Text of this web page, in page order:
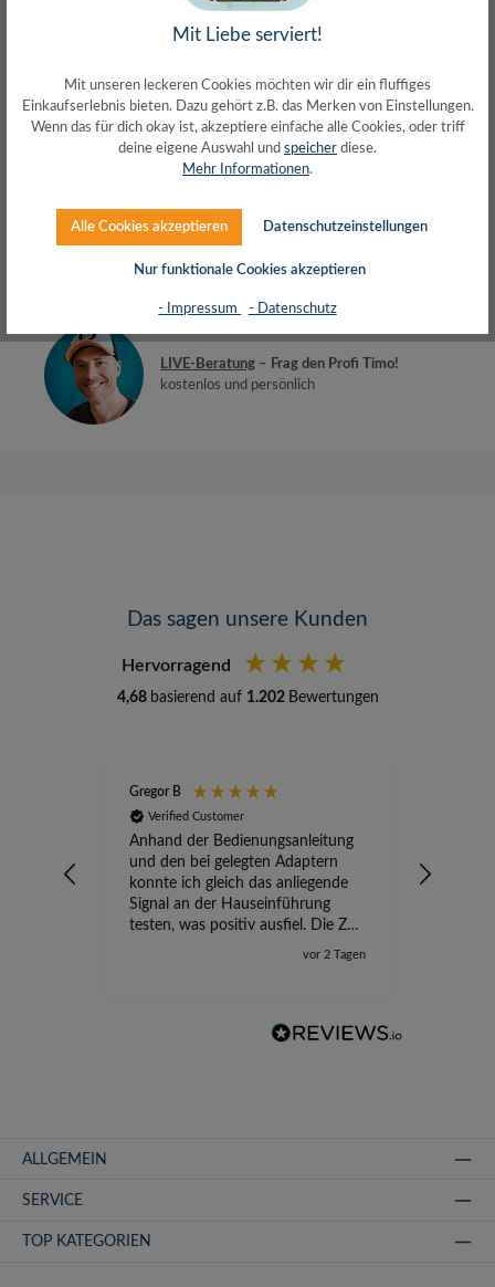
Beschreibung
Anschluss 1: IEC 60320 C14 (Stecker)Anschluss 2: IEC
60320 C13 (Buchse)Kabeltyp: H05VV-F3G 3x 0,75
mm²Geeignet für 230 V, 10…Mehr
Herstellerinfos
Bewertungen
LIVE-Beratung – Frag den Profi Timo!
kostenlos und persönlich
Das sagen unsere Kunden
Hervorragend
4,68 basierend auf 1.202 Bewertungen
Gregor B
Verified Customer
Anhand der Bedienungsanleitung
und den bei gelegten Adaptern
konnte ich gleich das anliegende
Signal an der Hauseinführung
testen, was positiv ausfiel. Die Zeit
der Ungewissheit ist jetzt vorbei,
vor 2 Tagen
ALLGEMEIN
SERVICE
TOP KATEGORIEN
Mit Liebe serviert!
Mit unseren leckeren Cookies möchten wir dir ein fluffiges
Einkaufserlebnis bieten. Dazu gehört z.B. das Merken von Einstellungen.
Wenn das für dich okay ist, akzeptiere einfache alle Cookies, oder triff
deine eigene Auswahl und speicher diese.
Mehr Informationen.
Alle Cookies akzeptieren Datenschutzeinstellungen
Nur funktionale Cookies akzeptieren
- Impressum - Datenschutz